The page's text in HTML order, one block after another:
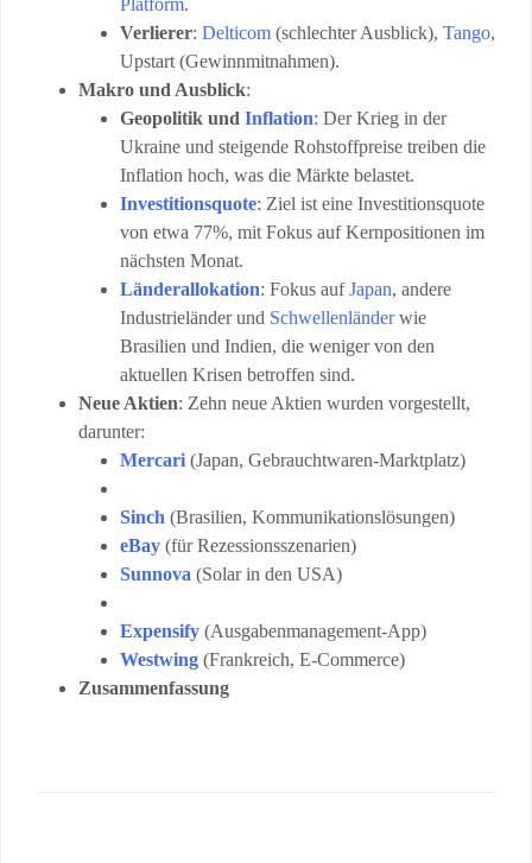
Platform.
Verlierer: Delticom (schlechter Ausblick), Tango,
Upstart (Gewinnmitnahmen).
Makro und Ausblick:
Geopolitik und Inflation: Der Krieg in der
Ukraine und steigende Rohstoffpreise treiben die
Inflation hoch, was die Märkte belastet.
Investitionsquote: Ziel ist eine Investitionsquote
von etwa 77%, mit Fokus auf Kernpositionen im
nächsten Monat.
Länderallokation: Fokus aufJapan, andere
Industrieländer und Schwellenländerwie
Brasilien und Indien, die weniger von den
aktuellen Krisen betroffen sind.
Neue Aktien: Zehn neue Aktien wurden vorgestellt,
darunter:
Mercari (Japan, Gebrauchtwaren-Marktplatz)
Sinch (Brasilien, Kommunikationslösungen)
eBay (für Rezessionsszenarien)
Sunnova (Solar in den USA)
Expensify (Ausgabenmanagement-App)
Westwing (Frankreich, E-Commerce)
Zusammenfassung